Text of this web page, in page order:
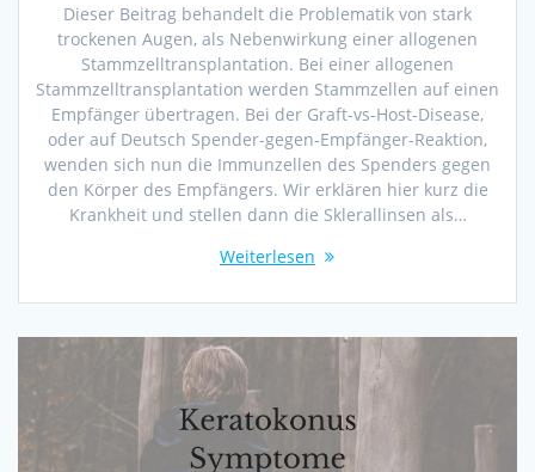
Dieser Beitrag behandelt die Problematik von stark
trockenen Augen, als Nebenwirkung einer allogenen
Stammzelltransplantation. Bei einer allogenen
Stammzelltransplantation werden Stammzellen auf einen
Empfänger übertragen. Bei der Graft-vs-Host-Disease,
oder auf Deutsch Spender-gegen-Empfänger-Reaktion,
wenden sich nun die Immunzellen des Spenders gegen
den Körper des Empfängers. Wir erklären hier kurz die
Krankheit und stellen dann die Sklerallinsen als…
Weiterlesen